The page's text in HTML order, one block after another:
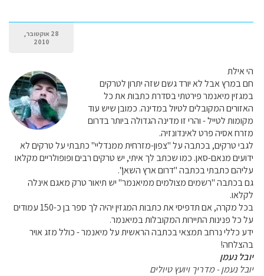
28 אוקטובר,
2010
הי אילת
חם במרץ אבל לא יורד גשם שזה יתרון לטרקים
במגזין מיאנמר פירטתי בסדרת כתבות את כל
האזורים המקובלים לטיול במדינה. כמובן שיש עוד
מקומות לטייל - והרי זו מדינה הגדולה ביותר בדרום
מזרח אסיה פרט לאינדונזיה.
לגבי טרקים, בכתבה על "צפון-מזרחית ממנדליי" כתבתי על טרקים לא
ידועים מנאם-סאן. כמו שכתב לך איתי, יש טרקים רבים ופופולריים מקלאו
עליהם כתבתי בכתבה "דרום ארץ השאן".
גם בכתבה "רשמים מצולמים ממיאנמר" יש תיאור טרק מאגם אינלה
לקלאו.
בכל מקרה, אם תדפיסי את כתבות המגזין יהיה לך ספר בן כ-150 עמודים
על כל פנינות התיירות המקובלות במיאנמר.
ידע כללי נרחב תמצאי בכתבה הראשית על מיאנמר - כולל מזג אויר
בהצלחה!
יובל נעמן
יובל נעמן - מדריך ויועץ טיולים